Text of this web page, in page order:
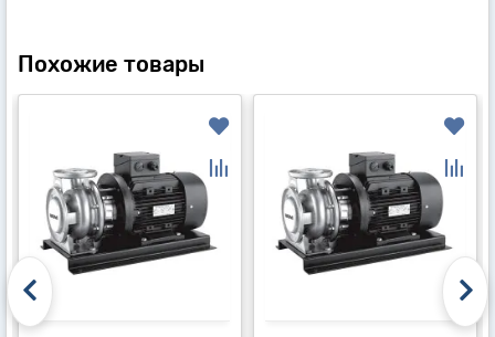
Похожие товары